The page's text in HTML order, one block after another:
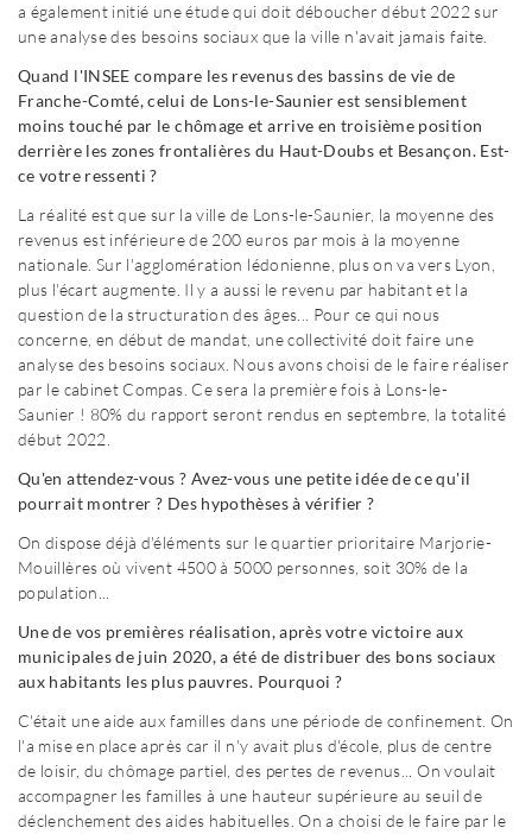
a également initié une étude qui doit déboucher début 2022 sur
une analyse des besoins sociaux que la ville n'avait jamais faite.
Quand l'INSEE compare les revenus des bassins de vie de
Franche-Comté, celui de Lons-le-Saunier est sensiblement
moins touché par le chômage et arrive en troisième position
derrière les zones frontalières du Haut-Doubs et Besançon. Est-
ce votre ressenti ?
La réalité est que sur la ville de Lons-le-Saunier, la moyenne des
revenus est inférieure de 200 euros par mois à la moyenne
nationale. Sur l'agglomération lédonienne, plus on va vers Lyon,
plus l'écart augmente. Il y a aussi le revenu par habitant et la
question de la structuration des âges... Pour ce qui nous
concerne, en début de mandat, une collectivité doit faire une
analyse des besoins sociaux. Nous avons choisi de le faire réaliser
par le cabinet Compas. Ce sera la première fois à Lons-le-
Saunier ! 80% du rapport seront rendus en septembre, la totalité
début 2022.
Qu'en attendez-vous ? Avez-vous une petite idée de ce qu'il
pourrait montrer ? Des hypothèses à vérifier ?
On dispose déjà d'éléments sur le quartier prioritaire Marjorie-
Mouillères où vivent 4500 à 5000 personnes, soit 30% de la
population...
Une de vos premières réalisation, après votre victoire aux
municipales de juin 2020, a été de distribuer des bons sociaux
aux habitants les plus pauvres. Pourquoi ?
C'était une aide aux familles dans une période de confinement. On
l'a mise en place après car il n'y avait plus d'école, plus de centre
de loisir, du chômage partiel, des pertes de revenus... On voulait
accompagner les familles à une hauteur supérieure au seuil de
déclenchement des aides habituelles. On a choisi de le faire par le